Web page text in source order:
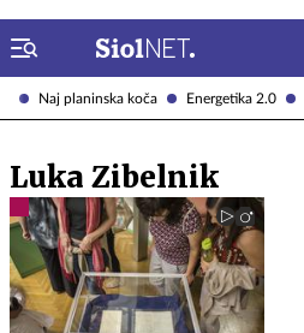
Naj planinska koča Energetika 2.0
Luka Zibelnik